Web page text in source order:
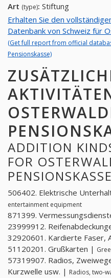
Art (type): Stiftung
Erhalten Sie den
Datenbank von Schweiz für
(Get full report from official
Pensionskasse)
ADDITION
FOR
PENSIONSKASSE
506402. Elektrische
entertainment equipment
871399.
23999912.
32920601. Kardierte Faser,
51120201. Grußkarten |
57319907. Radios,
Kurzwelle usw. | Radios, two-